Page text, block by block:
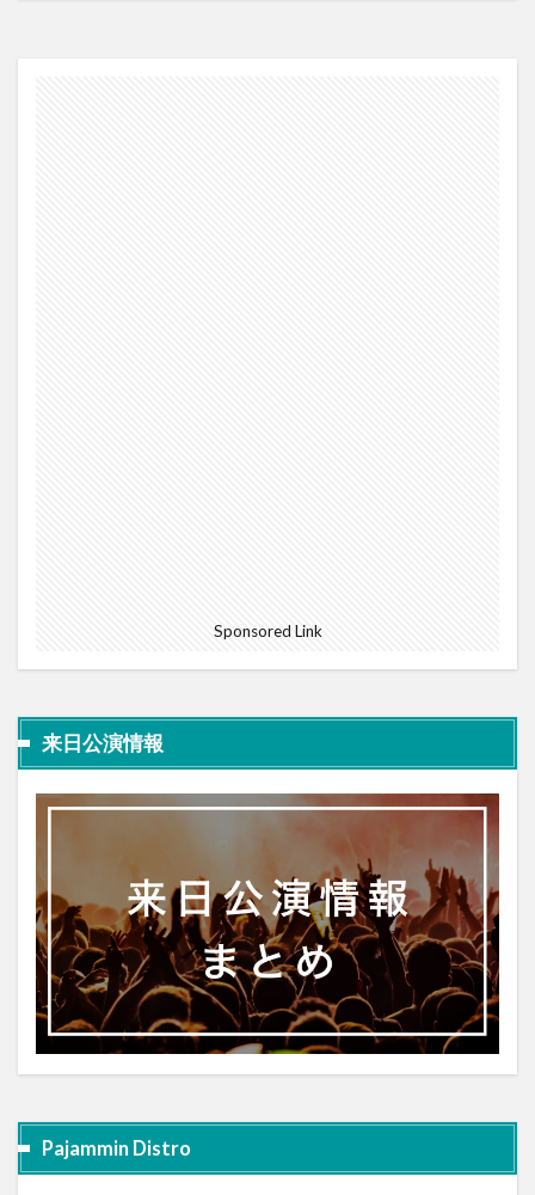
Sponsored Link
来日公演情報
Pajammin Distro